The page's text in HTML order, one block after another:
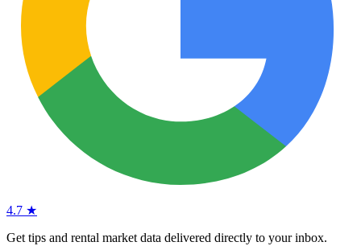
4.7 ★
Get tips and rental market data delivered directly to your inbox.